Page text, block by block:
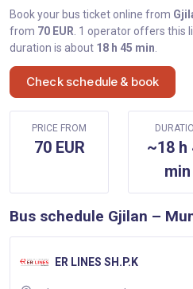
Book your bus ticket online from
from 70 EUR . 1 operator offers this
duration is about 18 h 45 min
Check schedule & book
PRICE FROM
70 EUR
~18 h
min
Bus schedule Gjilan –
ER LINES SH.P.K